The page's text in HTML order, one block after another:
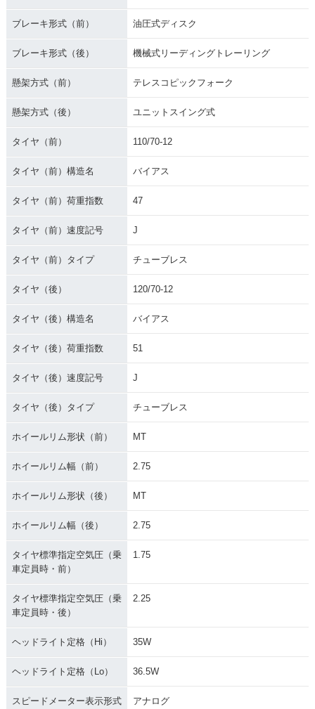
ブレーキ形式（前） 油圧式ディスク
ブレーキ形式（後） 機械式リーディングトレーリング
懸架方式（前） テレスコピックフォーク
懸架方式（後） ユニットスイング式
タイヤ（前） 110/70-12
タイヤ（前）構造名 バイアス
タイヤ（前）荷重指数 47
タイヤ（前）速度記号 J
タイヤ（前）タイプ チューブレス
タイヤ（後） 120/70-12
タイヤ（後）構造名 バイアス
タイヤ（後）荷重指数 51
タイヤ（後）速度記号 J
タイヤ（後）タイプ チューブレス
ホイールリム形状（前） MT
ホイールリム幅（前） 2.75
ホイールリム形状（後） MT
ホイールリム幅（後） 2.75
タイヤ標準指定空気圧（乗
車定員時・前）
1.75
タイヤ標準指定空気圧（乗
車定員時・後）
2.25
ヘッドライト定格（Hi） 35W
ヘッドライト定格（Lo） 36.5W
スピードメーター表示形式 アナログ